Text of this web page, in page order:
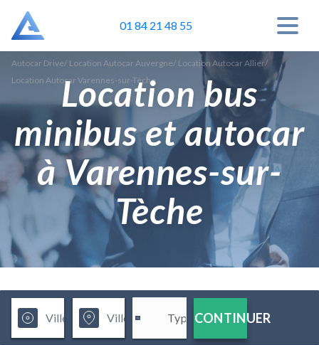
01 84 21 48 55
Autocar Drive/ Location Autocar Auvergne/ Location Autocar Allier/
Location Autocar Varennes-sur-Tèche
Location bus
minibus et autocar
à Varennes-sur-
Tèche
CONTINUER